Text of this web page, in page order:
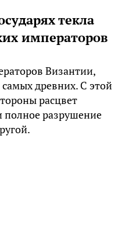
текла
императоров
Византии,
древних. С этой
расцвет
полное разрушение